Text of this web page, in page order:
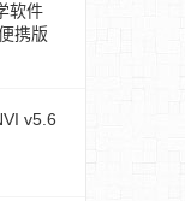
软件
携版
v5.6